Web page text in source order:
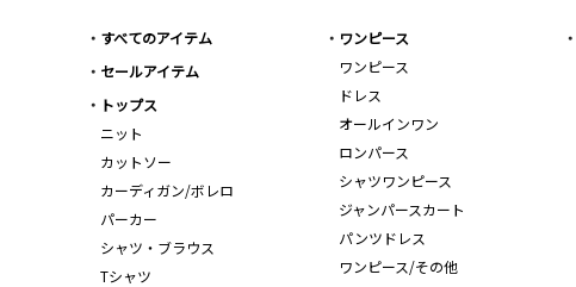
すべてのアイテム
セールアイテム
トップス
ニット
カットソー
カーディガン/ボレロ
パーカー
シャツ・ブラウス
Tシャツ
ワンピース
ワンピース
ドレス
オールインワン
ロンパース
シャツワンピース
ジャンパースカート
パンツドレス
ワンピース/その他